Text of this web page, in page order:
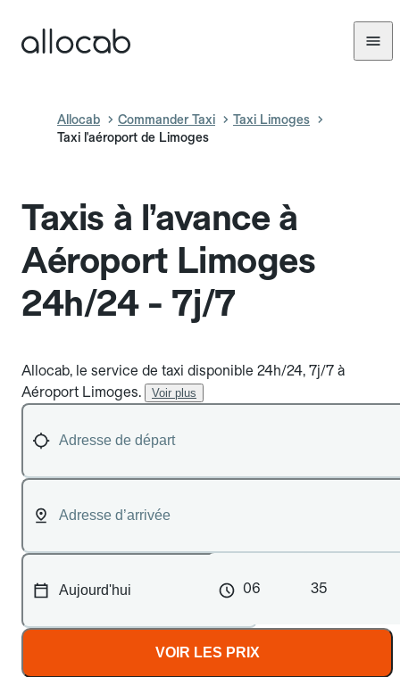
Allocab Commander Taxi
Taxi Limoges
Taxi l'aéroport de Limoges
Taxis à l’avance à
Aéroport Limoges
24h/24 - 7j/7
Allocab, le service de taxi disponible 24h/24, 7j/7 à
Aéroport Limoges.
Voir plus
06 35
VOIR LES PRIX